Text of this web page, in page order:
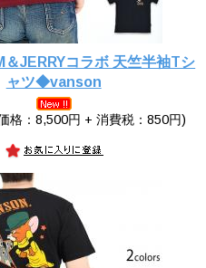
JERRYコラボ 天竺半袖Tシ
ャツ◆vanson
格：8,500円 + 消費税：850円)